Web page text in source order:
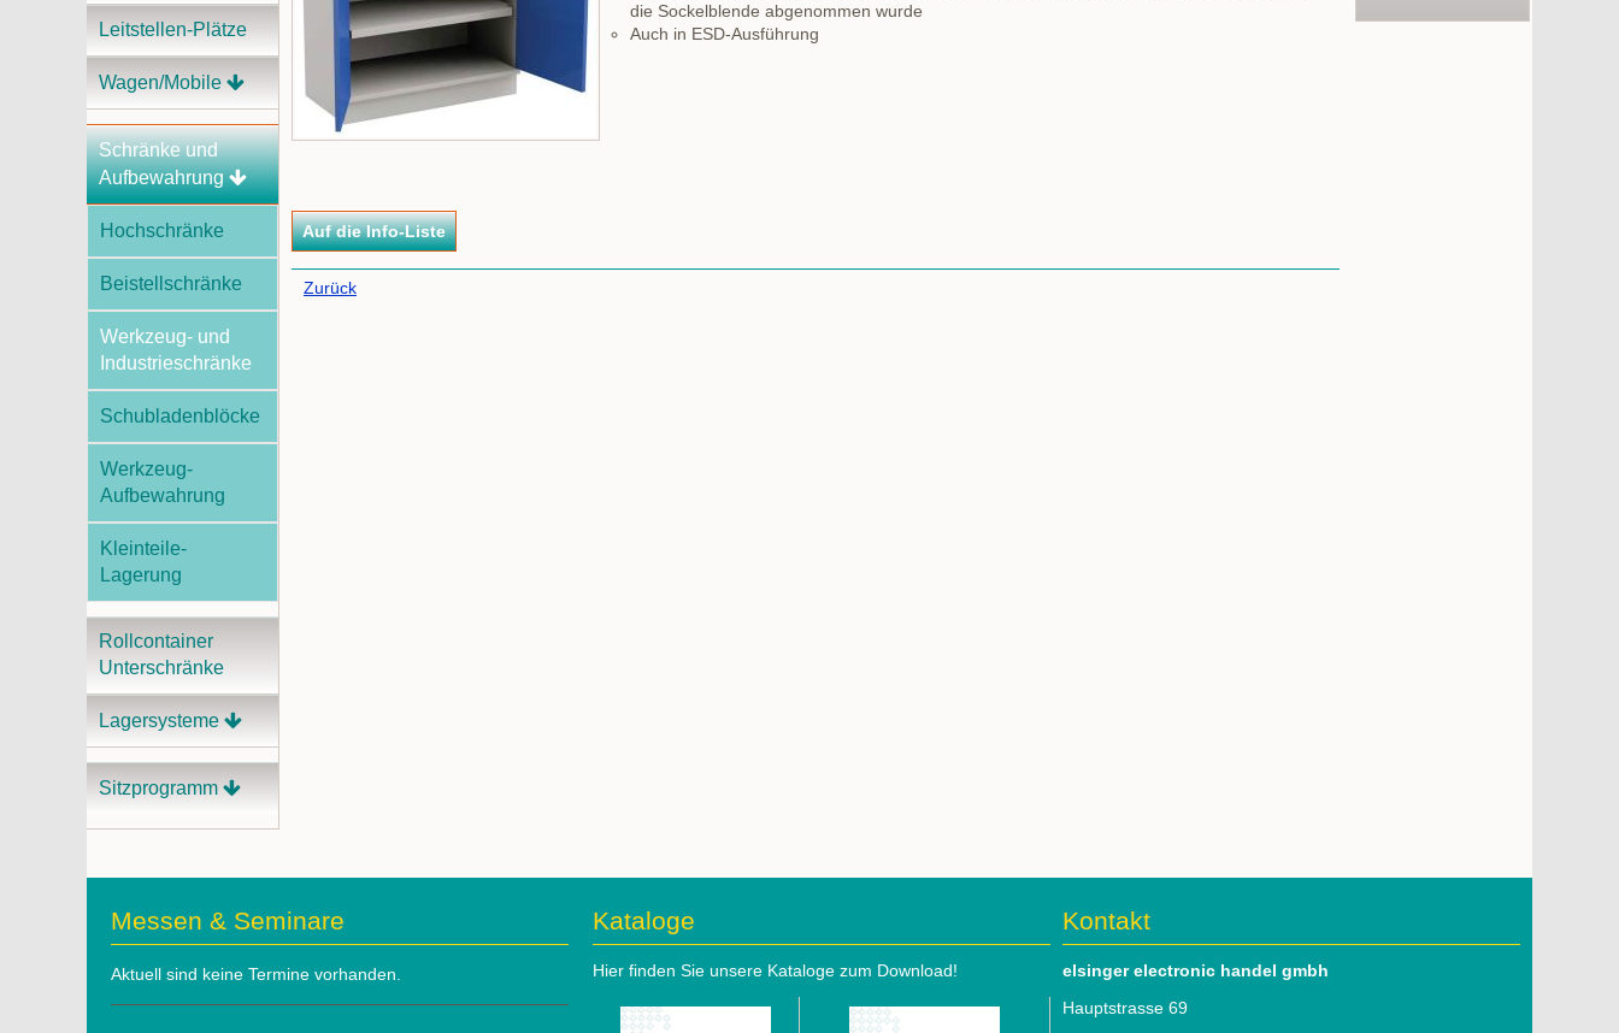
die Sockelblende abgenommen wurde
Auch in ESD-Ausführung
Zurück
Leitstellen-Plätze
Wagen/Mobile
Schränke und
Aufbewahrung
Hochschränke
Beistellschränke
Werkzeug- und
Industrieschränke
Schubladenblöcke
Werkzeug-
Aufbewahrung
Kleinteile-
Lagerung
Rollcontainer
Unterschränke
Lagersysteme
Sitzprogramm
Messen & Seminare
Aktuell sind keine Termine vorhanden.
Kataloge
Hier finden Sie unsere Kataloge zum Download!
Kontakt
elsinger electronic handel gmbh
Hauptstrasse 69